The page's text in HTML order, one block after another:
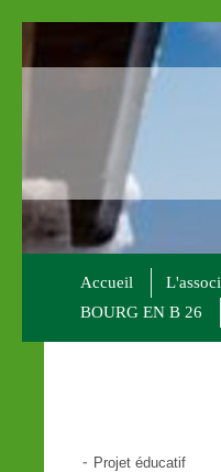
Accueil
BOURG EN B 26
Projet éducatif